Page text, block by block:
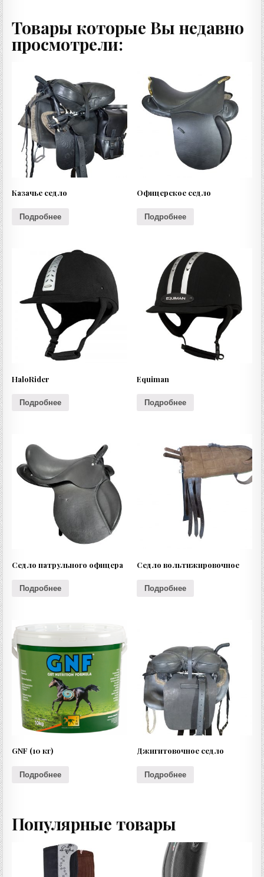
Товары которые Вы недавно
просмотрели:
Казачье седло
Подробнее
Офицерское седло
Подробнее
HaloRider
Подробнее
Equiman
Подробнее
Седло патрульного офицера
Подробнее
Седло вольтижировочное
Подробнее
GNF (10 кг)
Подробнее
Джигитовочное седло
Подробнее
Популярные товары